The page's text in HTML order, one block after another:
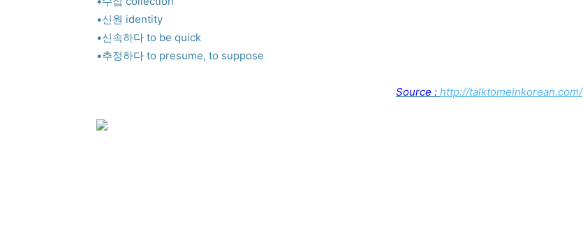
•신원 identity
•신속하다 to be quick
•추정하다 to presume, to suppose
Source : http://talktomeinkorean.com/